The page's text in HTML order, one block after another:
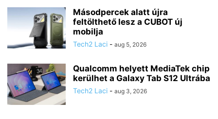
Másodpercek alatt újra
feltölthető lesz a CUBOT új
mobilja
Tech2 Laci - aug 5, 2026
Qualcomm helyett MediaTek chip
kerülhet a Galaxy Tab S12 Ultrába
Tech2 Laci - aug 3, 2026